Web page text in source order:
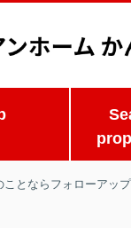
ことならフォローアッ